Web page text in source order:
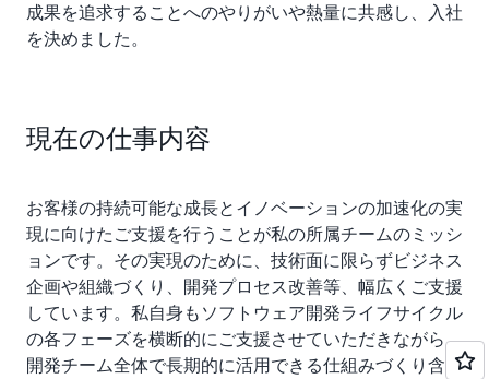
成果を追求することへのやりがいや熱量に共感し、入社
を決めました。
現在の仕事内容
お客様の持続可能な成長とイノベーションの加速化の実
現に向けたご支援を行うことが私の所属チームのミッシ
ョンです。その実現のために、技術面に限らずビジネス
企画や組織づくり、開発プロセス改善等、幅広くご支援
しています。私自身もソフトウェア開発ライフサイクル
の各フェーズを横断的にご支援させていただきながら、
開発チーム全体で長期的に活用できる仕組みづくり含め